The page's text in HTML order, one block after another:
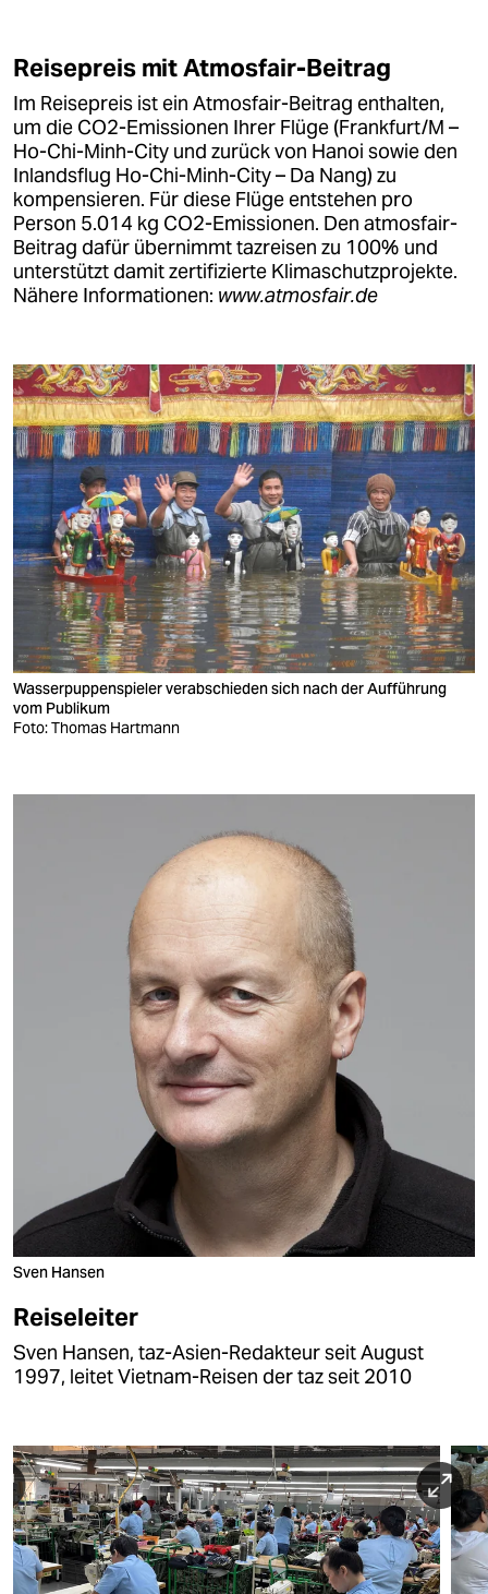
Fahrt zum HueFo-Entwicklungsprojekt in einem
Fischerdorf an der Tam Giang Lagune in der
Nähe von Hué (Umweltschutz/Einkommen
schaffende Maßnahmen, gefördert vom Berliner
Solidaritätsdienst International e.V. (SODI) mit
Mitteln des BMZ)
Busfahrt entlang der Küste nach Nordenbis
Phuc Trach(Provinz Quảng Bình) nördlich von
Dong Hoi – dabei überqueren wir am 17.
Breitengrad den Bến Hải-Fluss, die ehemalige
Grenze zwischen Süd- und Nordvietnam und
Bezug unserer Zimmer im idyllisch gelegenen
Ökotourismusprojekt Chay Lap Farmstay in
Phuc Trach, dort Abendessen
9. Tag(Phong Nha-Ke Bang Nationalpark)
Busfahrt in den Phong Nha-Ke Bang
Nationalpark (UNESCO-Weltkulturerbe) am
ehemaligen Ho-Chi-Minh-Pfad
Spaziergang zur Paradise Cave und
Höhlenrundgang, danach Möglichkeit zum
Mittagessen am Fluss
Besuch des Wildlife Rescue Center mit
Naturschutz- und Öktourismusexperte Hai
Nguyen Thanh und Gespräch über die
Rückfahrt zum Chay Lap Farmstay, Möglichkeit
Gemeinsames Abendessen im Chay Lap
(Dong Hoi Community Projekt / Nachtzug
Fahrt Richtung Dong Hoi; auf dem Weg dorthin
Besuch von Projekten der Association for
Empowerment of Persons with Diabilities
Fahrt nach Dong Hoiund Gespräch im
AEPD-Büro über Möglichkeiten und Grenzen der
Förderung von Menschen mit Behinderungen;
Mittagessen, Möglichkeit zum Spaziergang am
Strand oder in den großen Dünen
am AbendFahrt mit dem
„Wiedervereinigungszug“ (Nachtzug) von
nächsten Morgen
11. Tag(Hanoi)
zum Hotel, Ausruhen, Frühstück
Fahrt in einen Vorort von Hanoi zum „Dorf der
Freundschaft“, einer Einrichtung zur
Rehabilitation von Agent-Orange-Opfern – mit
Empfang durch den Direktor, Besuch von Schule
und Klinik, Mittagessen im Dorf und danach
Reisepreis mit Atmosfair-Beitrag
Im Reisepreis ist ein Atmosfair-Beitrag enthalten,
um die CO2-Emissionen Ihrer Flüge (Frankfurt/M –
Ho-Chi-Minh-City und zurück von Hanoi sowie den
Inlandsflug Ho-Chi-Minh-City – Da Nang) zu
kompensieren. Für diese Flüge entstehen pro
Person 5.014 kg CO2-Emissionen. Den atmosfair-
Beitrag dafür übernimmt tazreisen zu 100% und
unterstützt damit zertifizierte Klimaschutzprojekte.
Nähere Informationen: www.atmosfair.de
Wasserpuppenspieler verabschieden sich nach der Aufführung
vom Publikum
Foto: Thomas Hartmann
Sven Hansen
Reiseleiter
Sven Hansen, taz-Asien-Redakteur seit August
1997, leitet Vietnam-Reisen der taz seit 2010